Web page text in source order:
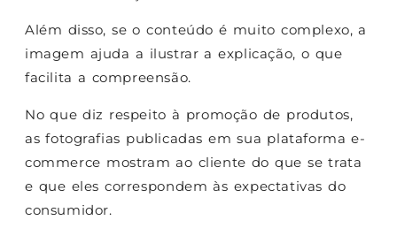
Além disso, se o conteúdo é muito complexo, a
imagem ajuda a ilustrar a explicação, o que
facilita a compreensão.
No que diz respeito à promoção de produtos,
as fotografias publicadas em sua plataforma e-
commerce mostram ao cliente do que se trata
e que eles correspondem às expectativas do
consumidor.